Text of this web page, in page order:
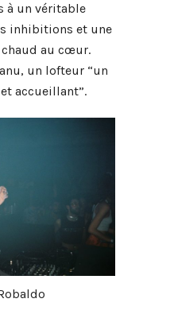
à un véritable
inhibitions et une
au cœur.
un lofteur “un
accueillant”.